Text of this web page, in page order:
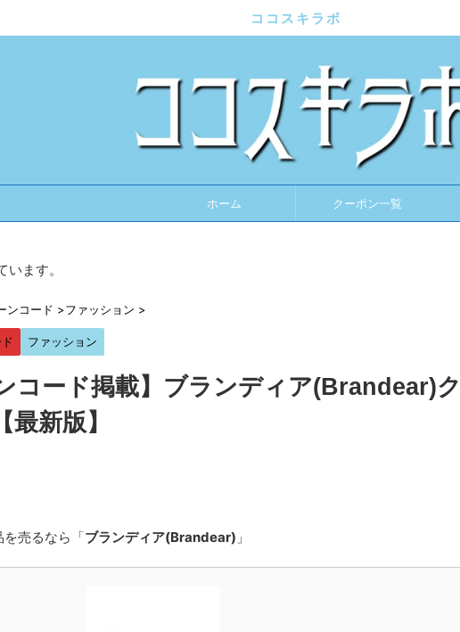
ココスキラボ
ホーム クーポン一覧
ます。
ンコード >ファッション >
ファッション
コード掲載】ブランディア(Brandear)ク
新版】
売るなら「ブランディア(Brandear) 」